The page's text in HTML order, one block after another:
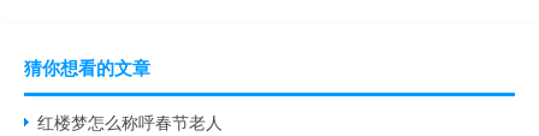
猜你想看的文章
红楼梦怎么称呼春节老人